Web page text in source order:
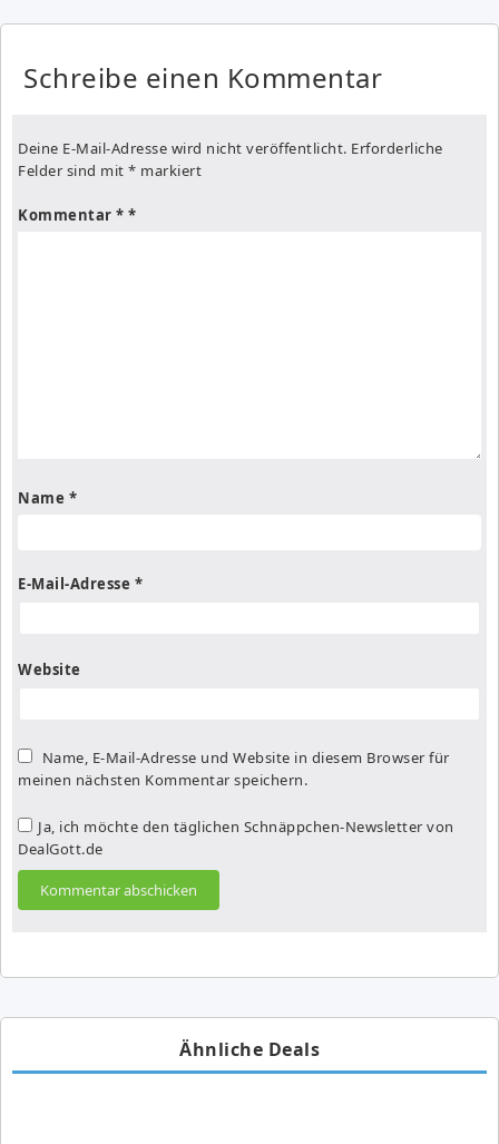
Schreibe einen Kommentar
Deine E-Mail-Adresse wird nicht veröffentlicht. Erforderliche
Felder sind mit * markiert
Kommentar *
Name *
E-Mail-Adresse *
Website
Name, E-Mail-Adresse und Website in diesem Browser für
meinen nächsten Kommentar speichern.
Ja, ich möchte den täglichen Schnäppchen-Newsletter von
DealGott.de
Ähnliche Deals